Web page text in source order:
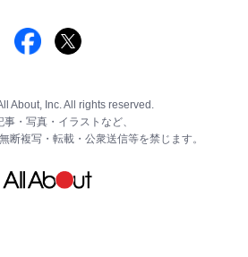
About, Inc. All rights reserved.
事・写真・イラストなど、
断複写・転載・公衆送信等を禁じます。